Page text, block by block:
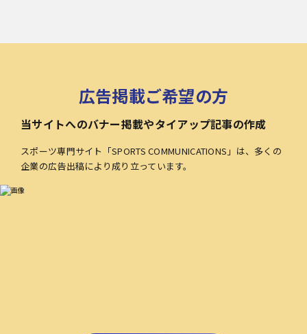
広告掲載ご希望の方
当サイトへのバナー掲載やタイアップ記事の作成
スポーツ専門サイト「SPORTS COMMUNICATIONS」は、多くの
企業の広告出稿により成り立っています。